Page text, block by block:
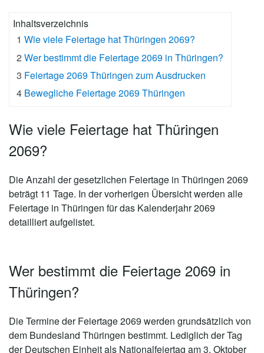
Inhaltsverzeichnis
1 Wie viele Feiertage hat Thüringen 2069?
2 Wer bestimmt die Feiertage 2069 in Thüringen?
3 Feiertage 2069 Thüringen zum Ausdrucken
4 Bewegliche Feiertage 2069 Thüringen
Wie viele Feiertage hat Thüringen
2069?
Die Anzahl der gesetzlichen Feiertage in Thüringen 2069
beträgt 11 Tage. In der vorherigen Übersicht werden alle
Feiertage in Thüringen für das Kalenderjahr 2069
detailliert aufgelistet.
Wer bestimmt die Feiertage 2069 in
Thüringen?
Die Termine der Feiertage 2069 werden grundsätzlich von
dem Bundesland Thüringen bestimmt. Lediglich der Tag
der Deutschen Einheit als Nationalfeiertag am 3. Oktober